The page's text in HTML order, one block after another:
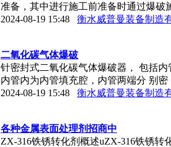
准备，其中进行施工前准备时通过爆破
2024-08-19 15:48
衡水威普曼装备制造
二氧化碳气体爆破
针密封式二氧化碳气体爆破器， 包括
内管内为内管填充腔，内管两端分 别密
2024-08-19 15:48
衡水威普曼装备制造
各种金属表面处理剂招商中
ZX-316铁锈转化剂概述uZX-316铁锈